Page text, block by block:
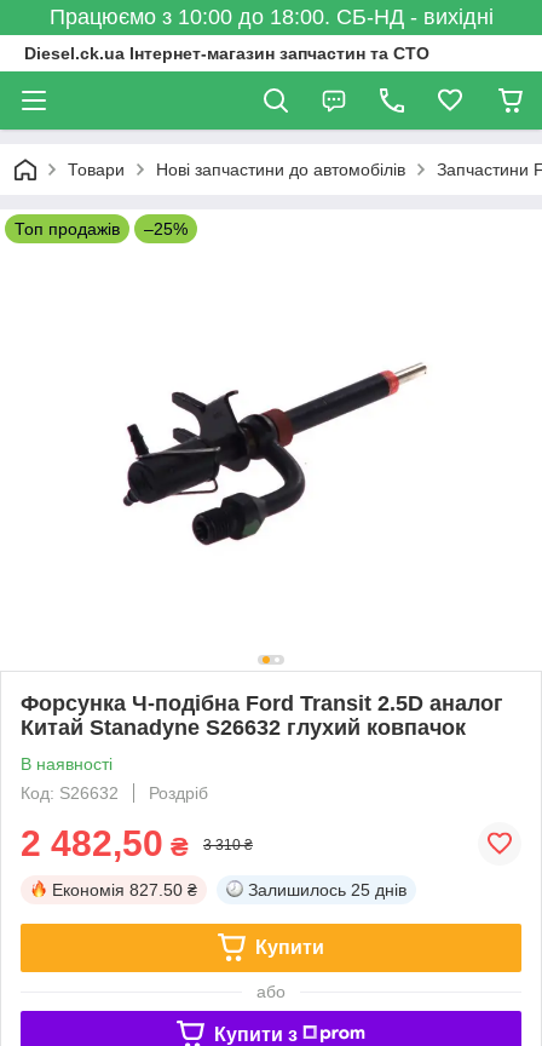
Працюємо з 10:00 до 18:00. СБ-НД - вихідні
Diesel.ck.ua Інтернет-магазин запчастин та СТО
Товари Нові запчастини до автомобілів Запчастини
Топ продажів –25%
Форсунка Ч-подібна Ford Transit 2.5D аналог
Китай Stanadyne S26632 глухий ковпачок
В наявності
Код: S26632
Роздріб
2 482,50 ₴ 3 310 ₴
Економія 827.50 ₴ Залишилось 25 днів
Купити
або
Купити з